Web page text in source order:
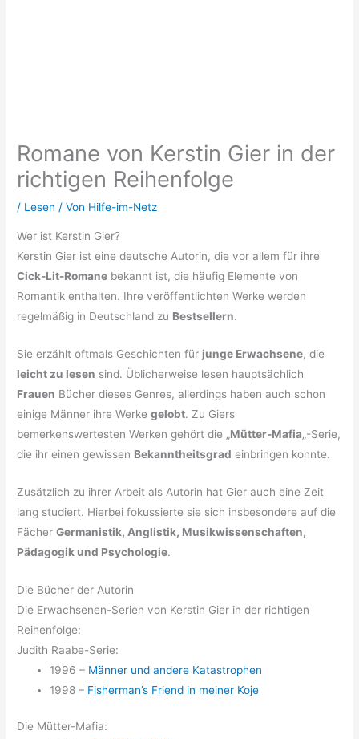
Romane von Kerstin Gier in der
richtigen Reihenfolge
/ Lesen / Von Hilfe-im-Netz
Wer ist Kerstin Gier?
Kerstin Gier ist eine deutsche Autorin, die vor allem für ihre
Cick-Lit-Romane bekannt ist, die häufig Elemente von
Romantik enthalten. Ihre veröffentlichten Werke werden
regelmäßig in Deutschland zu Bestsellern.
Sie erzählt oftmals Geschichten für junge Erwachsene, die
leicht zu lesen sind. Üblicherweise lesen hauptsächlich
Frauen Bücher dieses Genres, allerdings haben auch schon
einige Männer ihre Werkegelobt. Zu Giers
bemerkenswertesten Werken gehört die „ Mütter-Mafia„-Serie,
die ihr einen gewissen Bekanntheitsgrad einbringen konnte.
Zusätzlich zu ihrer Arbeit als Autorin hat Gier auch eine Zeit
lang studiert. Hierbei fokussierte sie sich insbesondere auf die
FächerGermanistik, Anglistik, Musikwissenschaften,
Pädagogik und Psychologie.
Die Bücher der Autorin
Die Erwachsenen-Serien von Kerstin Gier in der richtigen
Reihenfolge:
Judith Raabe-Serie:
1996 – Männer und andere Katastrophen
1998 – Fisherman’s Friend in meiner Koje
Die Mütter-Mafia: